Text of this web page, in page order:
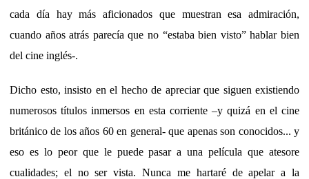
cada día hay más aficionados que muestran esa admiración,
cuando años atrás parecía que no “estaba bien visto” hablar bien
del cine inglés-.
Dicho esto, insisto en el hecho de apreciar que siguen existiendo
numerosos títulos inmersos en esta corriente –y quizá en el cine
británico de los años 60 en general- que apenas son conocidos... y
eso es lo peor que le puede pasar a una película que atesore
cualidades; el no ser vista. Nunca me hartaré de apelar a la